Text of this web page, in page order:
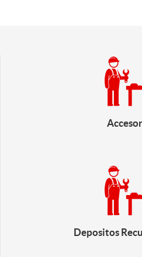
Depositos